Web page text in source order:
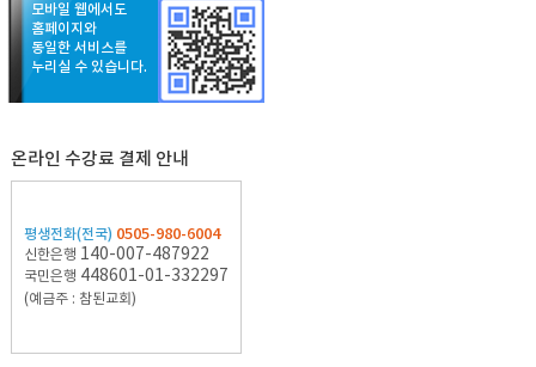
모바일 웹에서도
홈페이지와
동일한 서비스를
누리실 수 있습니다.
온라인 수강료 결제 안내
평생전화(전국) 0505-980-6004
신한은행 140-007-487922
국민은행 448601-01-332297
(예금주 : 참된교회)